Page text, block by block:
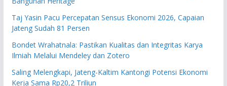
Taj Yasin Pacu Percepatan Sensus Ekonomi 2026, Capaian
Jateng Sudah 81 Persen
Bondet Wrahatnala: Pastikan Kualitas dan Integritas Karya
Ilmiah Melalui Mendeley dan Zotero
Saling Melengkapi, Jateng-Kaltim Kantongi Potensi Ekonomi
Kerja Sama Rp20,2 Triliun